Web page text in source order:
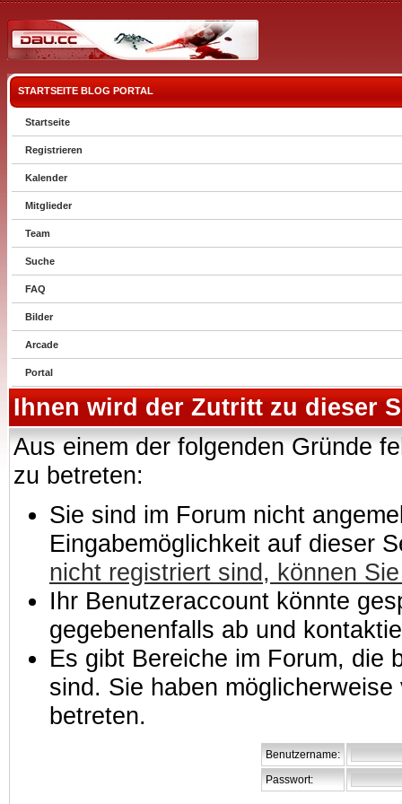
STARTSEITE BLOG PORTAL
Startseite
Registrieren
Kalender
Mitglieder
Team
Suche
FAQ
Bilder
Arcade
Portal
Ihnen wird der Zutritt zu dieser
Aus einem der folgenden Gründe
zu betreten:
Sie sind im Forum nicht
Eingabemöglichkeit auf dieser
nicht registriert sind, können
Ihr Benutzeraccount könnte
gegebenenfalls ab und
Es gibt Bereiche im Forum, die
sind. Sie haben
betreten.
Benutzername:
Passwort: